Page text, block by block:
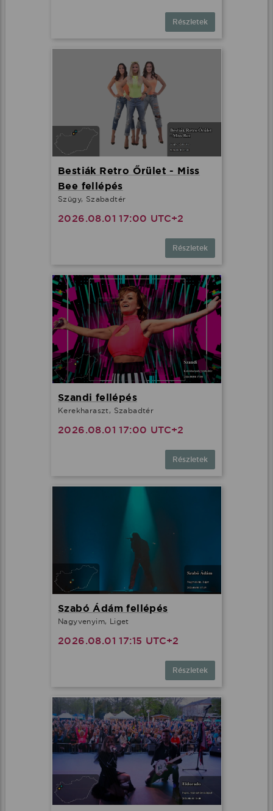
Részletek
Bestiák Retro Őrület - Miss
Bee fellépés
Szügy, Szabadtér
2026.08.01 17:00 UTC+2
Részletek
Szandi fellépés
Kerekharaszt, Szabadtér
2026.08.01 17:00 UTC+2
Részletek
Szabó Ádám fellépés
Nagyvenyim, Liget
2026.08.01 17:15 UTC+2
Részletek